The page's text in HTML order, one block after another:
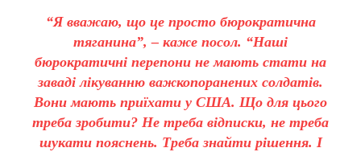
“Я вважаю, що це просто бюрократична
тяганина”, – каже посол. “Наші
бюрократичні перепони не мають стати на
заваді лікуванню важкопоранених солдатів.
Вони мають приїхати у США. Що для цього
треба зробити? Не треба відписки, не треба
шукати пояснень. Треба знайти рішення. І